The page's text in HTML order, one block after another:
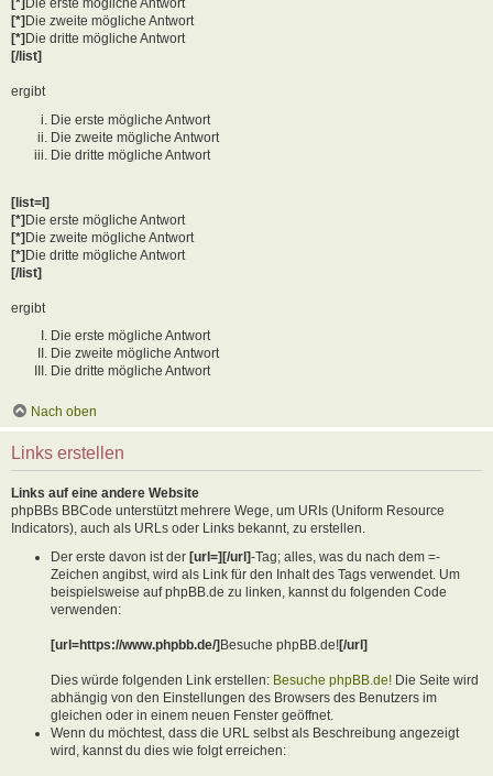
[*] Die erste mögliche Antwort
[*] Die zweite mögliche Antwort
[*] Die dritte mögliche Antwort
[/list]
ergibt
Die erste mögliche Antwort
Die zweite mögliche Antwort
Die dritte mögliche Antwort
[list=I]
[*]Die erste mögliche Antwort
[*]Die zweite mögliche Antwort
[*]Die dritte mögliche Antwort
[/list]
ergibt
Die erste mögliche Antwort
Die zweite mögliche Antwort
Die dritte mögliche Antwort
Nach oben
Links erstellen
Links auf eine andere Website
phpBBs BBCode unterstützt mehrere Wege, um URIs (Uniform Resource
Indicators), auch als URLs oder Links bekannt, zu erstellen.
Der erste davon ist der [url=][/url]-Tag; alles, was du nach dem =-
Zeichen angibst, wird als Link für den Inhalt des Tags verwendet. Um
beispielsweise auf phpBB.de zu linken, kannst du folgenden Code
verwenden:
[url=https://www.phpbb.de/]Besuche phpBB.de![/url]
Dies würde folgenden Link erstellen: Besuche phpBB.de! Die Seite wird
abhängig von den Einstellungen des Browsers des Benutzers im
gleichen oder in einem neuen Fenster geöffnet.
Wenn du möchtest, dass die URL selbst als Beschreibung angezeigt
wird, kannst du dies wie folgt erreichen: